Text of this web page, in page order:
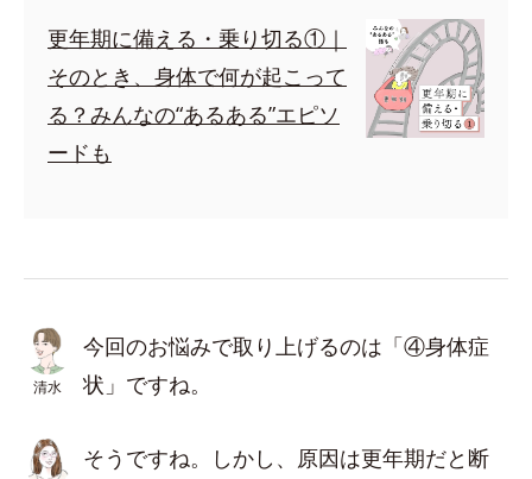
更年期に備える・乗り切る①｜
そのとき、身体で何が起こって
る？みんなの“あるある”エピソ
ードも
清水
今回のお悩みで取り上げるのは「④身体症
状」ですね。
そうですね。しかし、原因は更年期だと断